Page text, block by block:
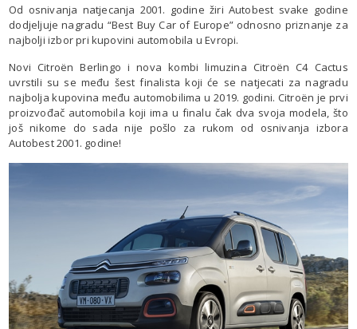
Od osnivanja natjecanja 2001. godine žiri Autobest svake godine
dodjeljuje nagradu “Best Buy Car of Europe” odnosno priznanje za
najbolji izbor pri kupovini automobila u Evropi.
Novi Citroën Berlingo i nova kombi limuzina Citroën C4 Cactus
uvrstili su se među šest finalista koji će se natjecati za nagradu
najbolja kupovina među automobilima u 2019. godini. Citroën je prvi
proizvođač automobila koji ima u finalu čak dva svoja modela, što
još nikome do sada nije pošlo za rukom od osnivanja izbora
Autobest 2001. godine!